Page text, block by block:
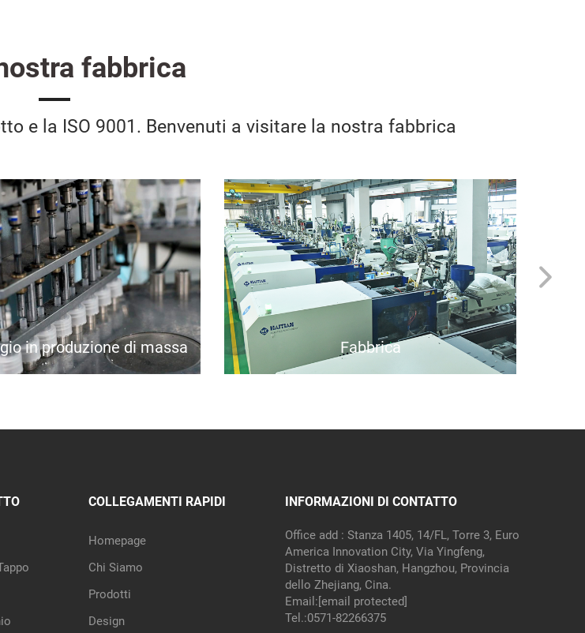
fabbrica
e la ISO 9001. Benvenuti a visitare la nostra fabbrica
in produzione di massa Fabbrica
COLLEGAMENTI RAPIDI
Homepage
Chi Siamo
Prodotti
Design
INFORMAZIONI DI CONTATTO
Office add : Stanza 1405, 14/FL, Torre 3, Euro
America Innovation City, Via Yingfeng,
Distretto di Xiaoshan, Hangzhou, Provincia
dello Zhejiang, Cina.
Email:[email protected]
Tel.:0571-82266375